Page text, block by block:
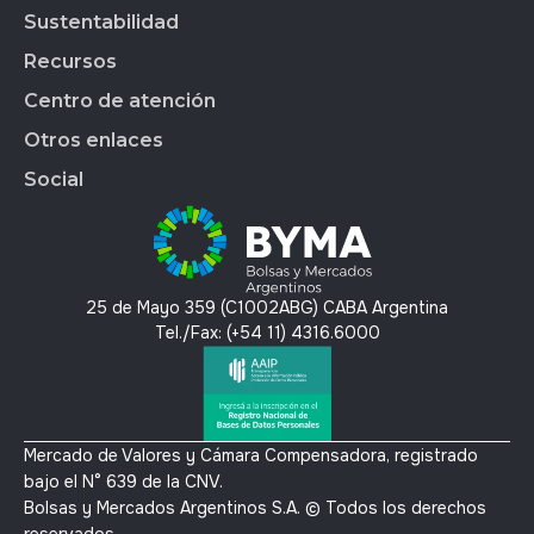
Indices
Soluciones Tecnológicas
OMS
Anima
BYMADATA
BYMA DIGITAL
BYMALAB
Gobierno Corporativo
Acción de BYMA
Hechos Relevantes
Calendario Anual de RI
Grupo BYMA
Nuestra gente
Trabajá en BYMA
APLICAR
BYMA VENTURES
Sustentabilidad
Reportes
Gestión Interna
Índice de Sustentabilidad
Panel de Bonos SVS
Panel de Bonos VS
Mercado Voluntario de Carbono
Recursos
BYMA Newsroom
Kit de Prensa BYMA
Centro de atención
Contacto
Preguntas Frecuentes
Otros enlaces
T´érminos y condiciones
Política de privacidad y protección de datos
Social
Youtube25 de Mayo 359 (C1002ABG) CABA Argentina
Tel./Fax: (+54 11) 4316.6000
Mercado de Valores y Cámara Compensadora, registrado
bajo el N° 639 de la CNV.
Bolsas y Mercados Argentinos S.A. © Todos los derechos